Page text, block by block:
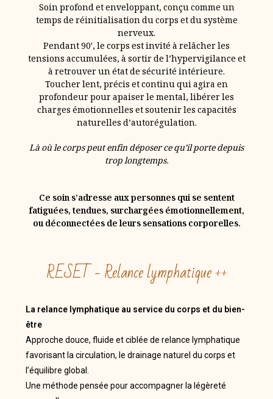
Soin profond et enveloppant, conçu comme un
temps de réinitialisation du corps et du système
nerveux.
Pendant 90′, le corps est invité à relâcher les
tensions accumulées, à sortir de l’hypervigilance et
à retrouver un état de sécurité intérieure.
Toucher lent, précis et continu qui agira en
profondeur pour apaiser le mental, libérer les
charges émotionnelles et soutenir les capacités
naturelles d’autorégulation.
Là où le corps peut enfin déposer ce qu’il porte depuis
trop longtemps.
Ce soin s’adresse aux personnes qui se sentent
fatiguées, tendues, surchargées émotionnellement,
ou déconnectées de leurs sensations corporelles.
RESET - Relance lymphatique ++
La relance lymphatique au service du corps et du bien-
être
Approche douce, fluide et ciblée de relance lymphatique
favorisant la circulation, le drainage naturel du corps et
l’équilibre global.
Une méthode pensée pour accompagner la légèreté